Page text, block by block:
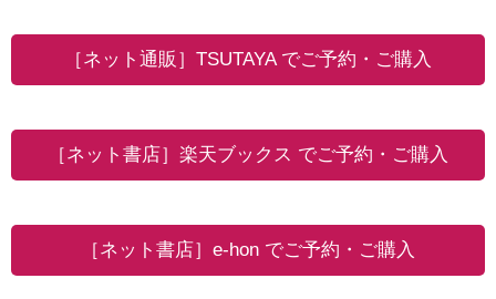
［ネット通販］TSUTAYA でご予約・ご購入
［ネット書店］楽天ブックス でご予約・ご購入
［ネット書店］e-hon でご予約・ご購入